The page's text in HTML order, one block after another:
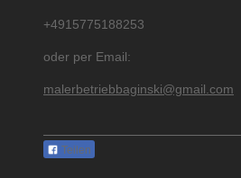
+4915775188253
oder per Email:
malerbetriebbaginski@gmail.com
Teilen